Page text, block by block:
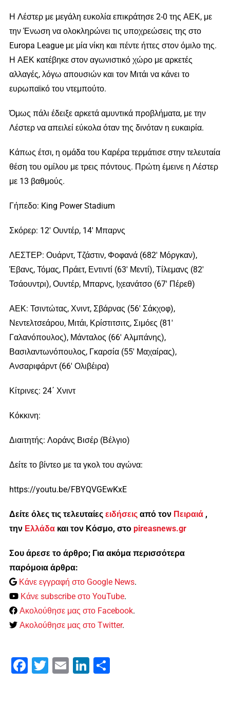
Η Λέστερ με μεγάλη ευκολία επικράτησε 2-0 της ΑΕΚ, με
την Ένωση να ολοκληρώνει τις υποχρεώσεις της στο
Europa League με μία νίκη και πέντε ήττες στον όμιλο της.
Η ΑΕΚ κατέβηκε στον αγωνιστικό χώρο με αρκετές
αλλαγές, λόγω απουσιών και τον Μιτάι να κάνει το
ευρωπαϊκό του ντεμπούτο.
Όμως πάλι έδειξε αρκετά αμυντικά προβλήματα, με την
Λέστερ να απειλεί εύκολα όταν της δινόταν η ευκαιρία.
Κάπως έτσι, η ομάδα του Καρέρα τερμάτισε στην τελευταία
θέση του ομίλου με τρεις πόντους. Πρώτη έμεινε η Λέστερ
με 13 βαθμούς.
Γήπεδο: King Power Stadium
Σκόρερ: 12′ Ουντέρ, 14′ Μπαρνς
ΛΕΣΤΕΡ: Ουάρντ, Τζάστιν, Φοφανά (682′ Μόργκαν),
Έβανς, Τόμας, Πράετ, Εντιντί (63′ Μεντί), Τίλεμανς (82′
Τσάουντρι), Ουντέρ, Μπαρνς, Ιχεανάτσο (67′ Πέρεθ)
ΑΕΚ: Τσιντώτας, Χνιντ, Σβάρνας (56′ Σάκχοφ),
Νεντελτσεάρου, Μιτάι, Κρίστιτσιτς, Σιμόες (81′
Γαλανόπουλος), Μάνταλος (66′ Αλμπάνης),
Βασιλαντωνόπουλος, Γκαρσία (55′ Μαχαίρας),
Ανσαριφάρντ (66′ Ολιβέιρα)
Κίτρινες: 24΄ Χνιντ
Κόκκινη:
Διαιτητής: Λοράνς Βισέρ (Βέλγιο)
Δείτε το βίντεο με τα γκολ του αγώνα:
https://youtu.be/FBYQVGEwKxE
Δείτε όλες τις τελευταίες ειδήσειςαπό τον Πειραιά,
την Ελλάδακαι τον Κόσμο, στο pireasnews.gr
Σου άρεσε το άρθρο; Για ακόμα περισσότερα
παρόμοια άρθρα:
Κάνε εγγραφή στο Google News.
Κάνε subscribe στο YouTube.
Ακολούθησε μας στο Facebook.
Ακολούθησε μας στο Twitter.
Facebook
Twitter Email LinkedIn